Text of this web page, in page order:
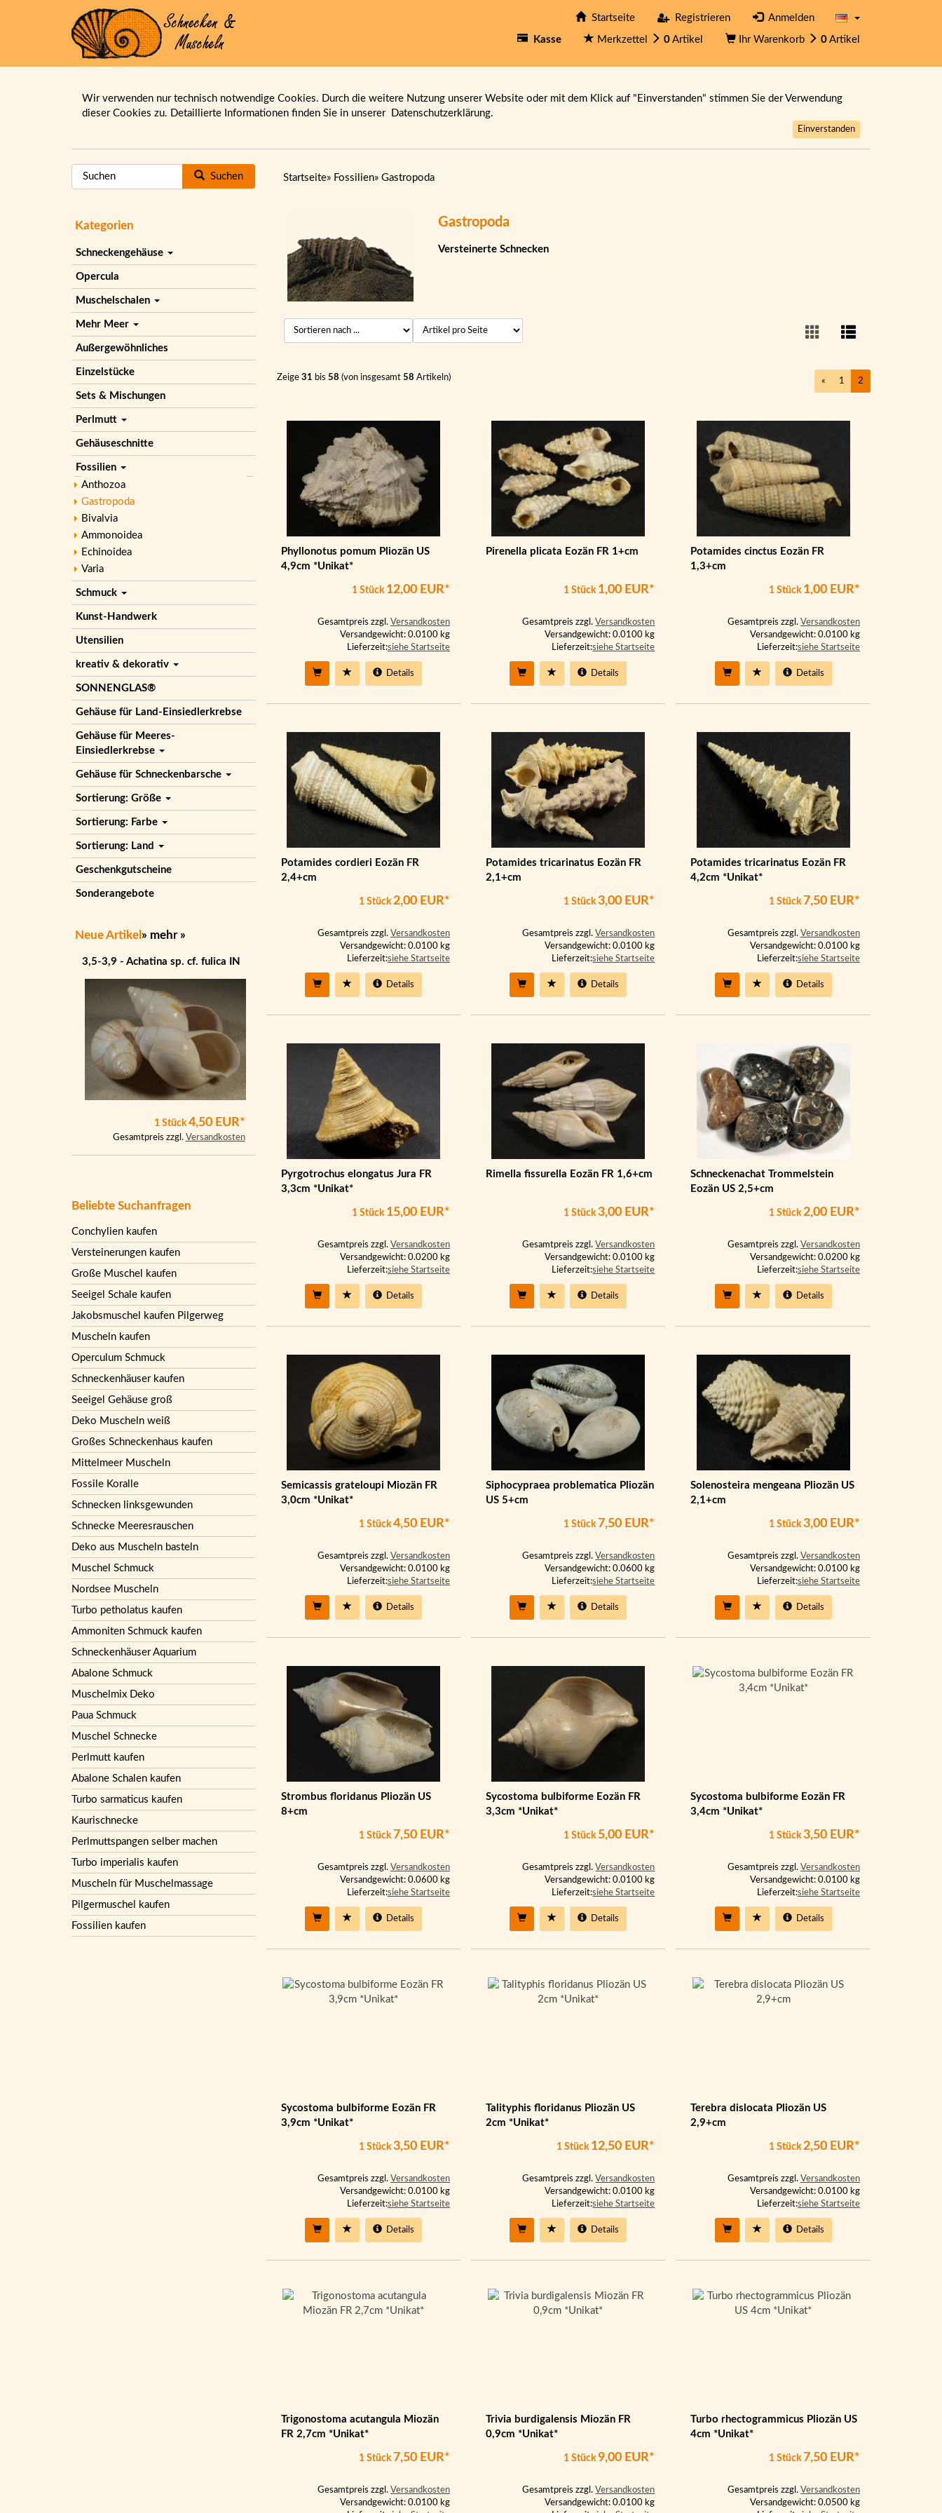
Startseite Registrieren Anmelden
Kasse Merkzettel 0 Artikel Ihr Warenkorb 0 Artikel
Wir verwenden nur technisch notwendige Cookies. Durch die weitere Nutzung unserer Website oder mit dem Klick auf "Einverstanden" stimmen Sie der Verwendung
dieser Cookies zu. Detaillierte Informationen finden Sie in unserer Datenschutzerklärung.
Einverstanden
Suchen
Kategorien
Schneckengehäuse
Opercula
Muschelschalen
Mehr Meer
Außergewöhnliches
Einzelstücke
Sets & Mischungen
Perlmutt
Gehäuseschnitte
Fossilien
Anthozoa
Gastropoda
Bivalvia
Ammonoidea
Echinoidea
Varia
Schmuck
Kunst-Handwerk
Utensilien
kreativ & dekorativ
SONNENGLAS®
Gehäuse für Land-Einsiedlerkrebse
Gehäuse für Meeres-
Einsiedlerkrebse
Gehäuse für Schneckenbarsche
Sortierung: Größe
Sortierung: Farbe
Sortierung: Land
Geschenkgutscheine
Sonderangebote
Neue Artikel » mehr »
3,5-3,9 - Achatina sp. cf. fulica IN
1 Stück 4,50 EUR*
Gesamtpreis zzgl. Versandkosten
Beliebte Suchanfragen
Conchylien kaufen
Versteinerungen kaufen
Große Muschel kaufen
Seeigel Schale kaufen
Jakobsmuschel kaufen Pilgerweg
Muscheln kaufen
Operculum Schmuck
Schneckenhäuser kaufen
Seeigel Gehäuse groß
Deko Muscheln weiß
Großes Schneckenhaus kaufen
Mittelmeer Muscheln
Fossile Koralle
Schnecken linksgewunden
Schnecke Meeresrauschen
Deko aus Muscheln basteln
Muschel Schmuck
Nordsee Muscheln
Turbo petholatus kaufen
Ammoniten Schmuck kaufen
Schneckenhäuser Aquarium
Abalone Schmuck
Muschelmix Deko
Paua Schmuck
Muschel Schnecke
Perlmutt kaufen
Abalone Schalen kaufen
Turbo sarmaticus kaufen
Kaurischnecke
Perlmuttspangen selber machen
Turbo imperialis kaufen
Muscheln für Muschelmassage
Pilgermuschel kaufen
Fossilien kaufen
Startseite» Fossilien» Gastropoda
Gastropoda
Versteinerte Schnecken
Zeige 31 bis 58 (von insgesamt 58 Artikeln) « 1 2
Phyllonotus pomum Pliozän US
4,9cm *Unikat*
1 Stück 12,00 EUR*
Gesamtpreis zzgl. Versandkosten
Versandgewicht: 0.0100 kg
Lieferzeit:siehe Startseite
Details
Pirenella plicata Eozän FR 1+cm
1 Stück 1,00 EUR*
Gesamtpreis zzgl. Versandkosten
Versandgewicht: 0.0100 kg
Lieferzeit:siehe Startseite
Details
Potamides cinctus Eozän FR
1,3+cm
1 Stück 1,00 EUR*
Gesamtpreis zzgl. Versandkosten
Versandgewicht: 0.0100 kg
Lieferzeit:siehe Startseite
Details
Potamides cordieri Eozän FR
2,4+cm
1 Stück2,00 EUR*
Gesamtpreis zzgl. Versandkosten
Versandgewicht: 0.0100 kg
Lieferzeit:siehe Startseite
Details
Potamides tricarinatus Eozän FR
2,1+cm
1 Stück3,00 EUR*
Gesamtpreis zzgl. Versandkosten
Versandgewicht: 0.0100 kg
Lieferzeit:siehe Startseite
Details
Potamides tricarinatus Eozän FR
4,2cm *Unikat*
1 Stück 7,50 EUR*
Gesamtpreis zzgl. Versandkosten
Versandgewicht: 0.0100 kg
Lieferzeit:siehe Startseite
Details
Pyrgotrochus elongatus Jura FR
3,3cm *Unikat*
1 Stück 15,00 EUR*
Gesamtpreis zzgl. Versandkosten
Versandgewicht: 0.0200 kg
Lieferzeit:siehe Startseite
Details
Rimella fissurella Eozän FR 1,6+cm
1 Stück3,00 EUR*
Gesamtpreis zzgl. Versandkosten
Versandgewicht: 0.0100 kg
Lieferzeit:siehe Startseite
Details
Schneckenachat Trommelstein
Eozän US 2,5+cm
1 Stück2,00 EUR*
Gesamtpreis zzgl. Versandkosten
Versandgewicht: 0.0200 kg
Lieferzeit:siehe Startseite
Details
Semicassis grateloupi Miozän FR
3,0cm *Unikat*
1 Stück4,50 EUR*
Gesamtpreis zzgl. Versandkosten
Versandgewicht: 0.0100 kg
Lieferzeit:siehe Startseite
Details
Siphocypraea problematica Pliozän
US 5+cm
1 Stück 7,50 EUR*
Gesamtpreis zzgl. Versandkosten
Versandgewicht: 0.0600 kg
Lieferzeit:siehe Startseite
Details
Solenosteira mengeana Pliozän US
2,1+cm
1 Stück3,00 EUR*
Gesamtpreis zzgl. Versandkosten
Versandgewicht: 0.0100 kg
Lieferzeit:siehe Startseite
Details
Strombus floridanus Pliozän US
8+cm
1 Stück 7,50 EUR*
Gesamtpreis zzgl. Versandkosten
Versandgewicht: 0.0600 kg
Lieferzeit:siehe Startseite
Details
Sycostoma bulbiforme Eozän FR
3,3cm *Unikat*
1 Stück 5,00 EUR*
Gesamtpreis zzgl. Versandkosten
Versandgewicht: 0.0100 kg
Lieferzeit:siehe Startseite
Details
Sycostoma bulbiforme Eozän FR
3,4cm *Unikat*
1 Stück3,50 EUR*
Gesamtpreis zzgl. Versandkosten
Versandgewicht: 0.0100 kg
Lieferzeit:siehe Startseite
Details
Sycostoma bulbiforme Eozän FR
3,9cm *Unikat*
1 Stück3,50 EUR*
Gesamtpreis zzgl. Versandkosten
Versandgewicht: 0.0100 kg
Lieferzeit:siehe Startseite
Details
Talityphis floridanus Pliozän US
2cm *Unikat*
1 Stück 12,50 EUR*
Gesamtpreis zzgl. Versandkosten
Versandgewicht: 0.0100 kg
Lieferzeit:siehe Startseite
Details
Terebra dislocata Pliozän US
2,9+cm
1 Stück2,50 EUR*
Gesamtpreis zzgl. Versandkosten
Versandgewicht: 0.0100 kg
Lieferzeit:siehe Startseite
Details
Trigonostoma acutangula Miozän
FR 2,7cm *Unikat*
1 Stück 7,50 EUR*
Gesamtpreis zzgl. Versandkosten
Versandgewicht: 0.0100 kg
Trivia burdigalensis Miozän FR
0,9cm *Unikat*
1 Stück9,00 EUR*
Gesamtpreis zzgl. Versandkosten
Versandgewicht: 0.0100 kg
Turbo rhectogrammicus Pliozän US
4cm *Unikat*
1 Stück 7,50 EUR*
Gesamtpreis zzgl. Versandkosten
Versandgewicht: 0.0500 kg